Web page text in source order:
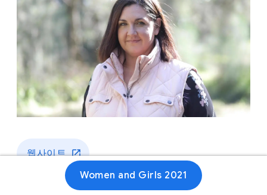
웹사이트
Women and Girls 2021